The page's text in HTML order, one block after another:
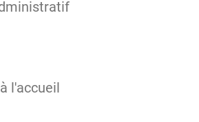
l'accueil